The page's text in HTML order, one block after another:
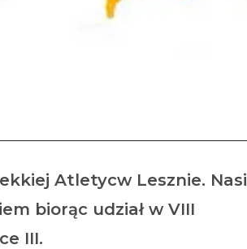
Atletycw Lesznie. Nasi
biorąc udział w VIII
III.